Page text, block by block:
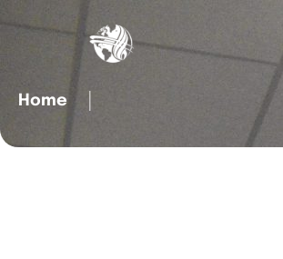
Home